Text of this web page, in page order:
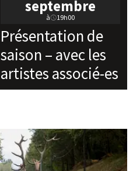
Présentation de
saison – avec les
artistes associé-es
septembre
à 19h00